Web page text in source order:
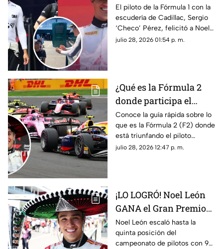
León por su victoria en
el GP de Hungría; esto
fue lo que dijo el de
Cadillac
El piloto de la Fórmula 1 con la
escudería de Cadillac, Sergio
‘Checo’ Pérez, felicitó a Noel
León luego de su triunfo en el
julio 28, 2026 01:54 p. m.
¿Qué es la Fórmula 2
donde participa el
mexicano Noel León?
Lo que debes saber
Conoce la guía rápida sobre lo
que es la Fórmula 2 (F2) donde
está triunfando el piloto
mexicano de 21 años, Noel
julio 28, 2026 12:47 p. m.
¡LO LOGRÓ! Noel León
GANA el Gran Premio
de Hungría en la F2
Noel León escaló hasta la
quinta posición del
campeonato de pilotos con 94